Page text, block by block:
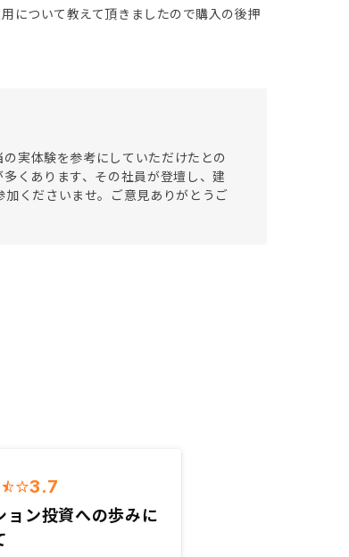
について教えて頂きましたので購入の後押
実体験を参考にしていただけたとの
くあります、その社員が登壇し、建
くださいませ。ご意見ありがとうご
3.7
ョン投資への歩みに